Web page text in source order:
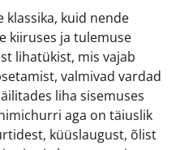
klassika, kuid nende
kiiruses ja tulemuse
lihatükist, mis vajab
valmivad vardad
liha sisemuses
aga on täiuslik
küüslaugust, õlist